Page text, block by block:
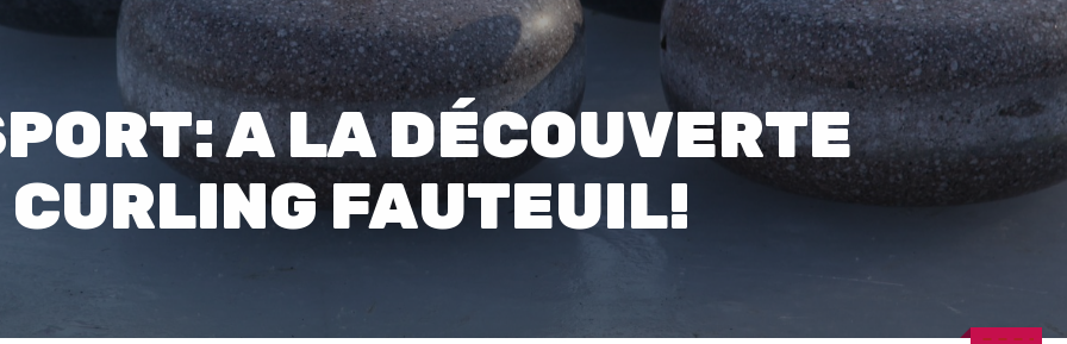
A LA DÉCOUVERTE
CURLING FAUTEUIL!